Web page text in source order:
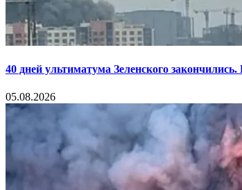
40 дней ультиматума Зеленского закончились.
05.08.2026